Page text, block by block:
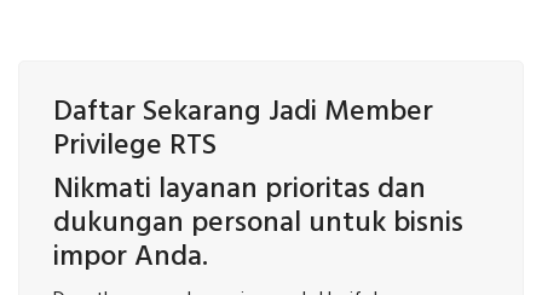
Daftar Sekarang Jadi Member
Privilege RTS
Nikmati layanan prioritas dan
dukungan personal untuk bisnis
impor Anda.